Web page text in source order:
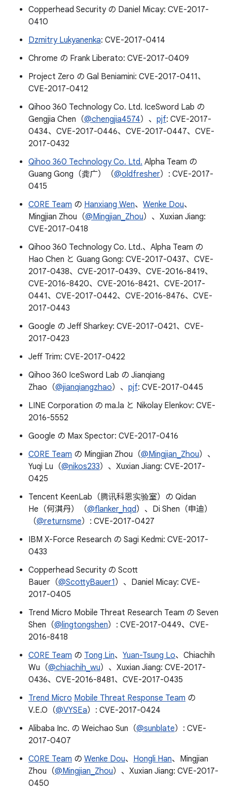
Copperhead Security の Daniel Micay: CVE-2017-
0410
Dzmitry Lukyanenka: CVE-2017-0414
Chrome の Frank Liberato: CVE-2017-0409
Project Zero の Gal Beniamini: CVE-2017-0411、
CVE-2017-0412
Qihoo 360 Technology Co. Ltd. IceSword Lab の
Gengjia Chen（@chengjia4574）、 pjf: CVE-2017-
0434、CVE-2017-0446、CVE-2017-0447、CVE-
2017-0432
Qihoo 360 Technology Co. Ltd. Alpha Team の
Guang Gong（龚广）（@oldfresher）: CVE-2017-
0415
C0RE Team の Hanxiang Wen、 Wenke Dou、
Mingjian Zhou（@Mingjian_Zhou）、Xuxian Jiang:
CVE-2017-0418
Qihoo 360 Technology Co. Ltd.、Alpha Team の
Hao Chen と Guang Gong: CVE-2017-0437、CVE-
2017-0438、CVE-2017-0439、CVE-2016-8419、
CVE-2016-8420、CVE-2016-8421、CVE-2017-
0441、CVE-2017-0442、CVE-2016-8476、CVE-
2017-0443
Google の Jeff Sharkey: CVE-2017-0421、CVE-
2017-0423
Jeff Trim: CVE-2017-0422
Qihoo 360 IceSword Lab の Jianqiang
Zhao（@jianqiangzhao）、 pjf: CVE-2017-0445
LINE Corporation の ma.la と Nikolay Elenkov: CVE-
2016-5552
Google の Max Spector: CVE-2017-0416
C0RE Team の Mingjian Zhou（@Mingjian_Zhou）、
Yuqi Lu（@nikos233）、Xuxian Jiang: CVE-2017-
0425
Tencent KeenLab（腾讯科恩实验室）の Qidan
He（何淇丹）（@flanker_hqd）、Di Shen（申迪）
（@returnsme）: CVE-2017-0427
IBM X-Force Research の Sagi Kedmi: CVE-2017-
0433
Copperhead Security の Scott
Bauer（@ScottyBauer1）、Daniel Micay: CVE-
2017-0405
Trend Micro Mobile Threat Research Team の Seven
Shen（@lingtongshen）: CVE-2017-0449、CVE-
2016-8418
C0RE Team の Tong Lin、 Yuan-Tsung Lo、Chiachih
Wu（@chiachih_wu）、Xuxian Jiang: CVE-2017-
0436、CVE-2016-8481、CVE-2017-0435
Trend Micro Mobile Threat Response Team の
V.E.O（@VYSEa）: CVE-2017-0424
Alibaba Inc. の Weichao Sun（@sunblate）: CVE-
2017-0407
C0RE Team の Wenke Dou、 Hongli Han、Mingjian
Zhou（@Mingjian_Zhou）、Xuxian Jiang: CVE-2017-
0450